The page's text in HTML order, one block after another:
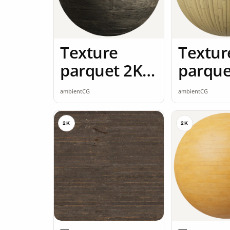
Texture
parquet 2K
seamless
ambientCG ambientCG
2K 2K